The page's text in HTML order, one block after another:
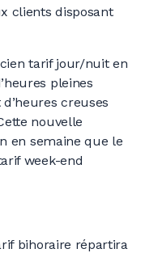
clients disposant
tarif jour/nuit en
pleines
creuses
nouvelle
en semaine que le
week-end
bihoraire répartira